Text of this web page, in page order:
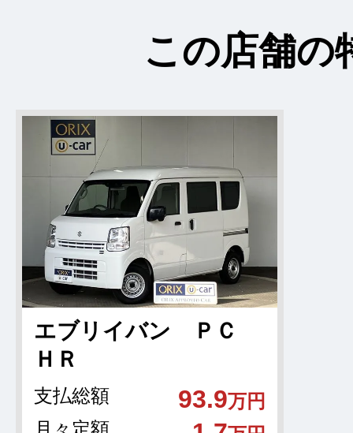
この店舗の
エブリイバン ＰＣ
ＨＲ
支払総額 93.9万円
月々定額